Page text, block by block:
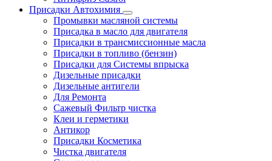
Присадки Автохимия
Промывки масляной системы
Присадка в масло для двигателя
Присадки в трансмиссионные масла
Присадки в топливо (бензин)
Присадки для Системы впрыска
Дизельные присадки
Дизельные антигели
Для Ремонта
Сажевый Фильтр чистка
Клеи и герметики
Антикор
Присадки Косметика
Чистка двигателя